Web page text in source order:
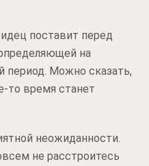
поставит перед
на
период. Можно сказать,
то время станет
неожиданности.
не расстроитесь